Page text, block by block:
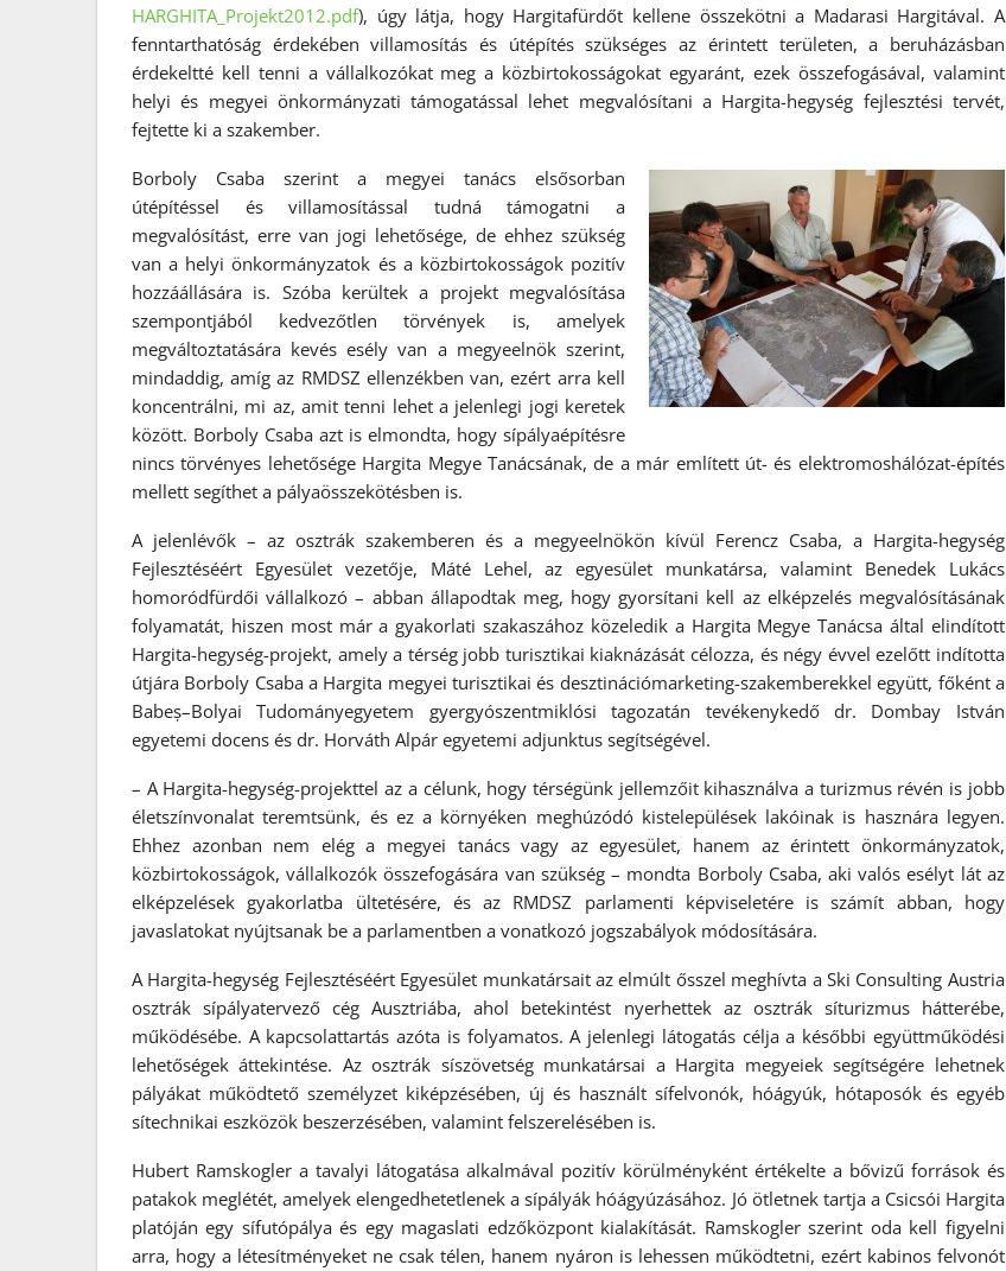
HARGHITA_Projekt2012.pdf), úgy látja, hogy Hargitafürdőt kellene összekötni a Madarasi Hargitával. A
fenntarthatóság érdekében villamosítás és útépítés szükséges az érintett területen, a beruházásban
érdekeltté kell tenni a vállalkozókat meg a közbirtokosságokat egyaránt, ezek összefogásával, valamint
helyi és megyei önkormányzati támogatással lehet megvalósítani a Hargita-hegység fejlesztési tervét,
fejtette ki a szakember.
Borboly Csaba szerint a megyei tanács elsősorban
útépítéssel és villamosítással tudná támogatni a
megvalósítást, erre van jogi lehetősége, de ehhez szükség
van a helyi önkormányzatok és a közbirtokosságok pozitív
hozzáállására is. Szóba kerültek a projekt megvalósítása
szempontjából kedvezőtlen törvények is, amelyek
megváltoztatására kevés esély van a megyeelnök szerint,
mindaddig, amíg az RMDSZ ellenzékben van, ezért arra kell
koncentrálni, mi az, amit tenni lehet a jelenlegi jogi keretek
között. Borboly Csaba azt is elmondta, hogy sípályaépítésre
nincs törvényes lehetősége Hargita Megye Tanácsának, de a már említett út- és elektromoshálózat-építés
mellett segíthet a pályaösszekötésben is.
A jelenlévők – az osztrák szakemberen és a megyeelnökön kívül Ferencz Csaba, a Hargita-hegység
Fejlesztéséért Egyesület vezetője, Máté Lehel, az egyesület munkatársa, valamint Benedek Lukács
homoródfürdői vállalkozó – abban állapodtak meg, hogy gyorsítani kell az elképzelés megvalósításának
folyamatát, hiszen most már a gyakorlati szakaszához közeledik a Hargita Megye Tanácsa által elindított
Hargita-hegység-projekt, amely a térség jobb turisztikai kiaknázását célozza, és négy évvel ezelőtt indította
útjára Borboly Csaba a Hargita megyei turisztikai és desztinációmarketing-szakemberekkel együtt, főként a
Babeș–Bolyai Tudományegyetem gyergyószentmiklósi tagozatán tevékenykedő dr. Dombay István
egyetemi docens és dr. Horváth Alpár egyetemi adjunktus segítségével.
– A Hargita-hegység-projekttel az a célunk, hogy térségünk jellemzőit kihasználva a turizmus révén is jobb
életszínvonalat teremtsünk, és ez a környéken meghúzódó kistelepülések lakóinak is hasznára legyen.
Ehhez azonban nem elég a megyei tanács vagy az egyesület, hanem az érintett önkormányzatok,
közbirtokosságok, vállalkozók összefogására van szükség – mondta Borboly Csaba, aki valós esélyt lát az
elképzelések gyakorlatba ültetésére, és az RMDSZ parlamenti képviseletére is számít abban, hogy
javaslatokat nyújtsanak be a parlamentben a vonatkozó jogszabályok módosítására.
A Hargita-hegység Fejlesztéséért Egyesület munkatársait az elmúlt ősszel meghívta a Ski Consulting Austria
osztrák sípályatervező cég Ausztriába, ahol betekintést nyerhettek az osztrák síturizmus hátterébe,
működésébe. A kapcsolattartás azóta is folyamatos. A jelenlegi látogatás célja a későbbi együttműködési
lehetőségek áttekintése. Az osztrák síszövetség munkatársai a Hargita megyeiek segítségére lehetnek
pályákat működtető személyzet kiképzésében, új és használt sífelvonók, hóágyúk, hótaposók és egyéb
sítechnikai eszközök beszerzésében, valamint felszerelésében is.
Hubert Ramskogler a tavalyi látogatása alkalmával pozitív körülményként értékelte a bővizű források és
patakok meglétét, amelyek elengedhetetlenek a sípályák hóágyúzásához. Jó ötletnek tartja a Csicsói Hargita
platóján egy sífutópálya és egy magaslati edzőközpont kialakítását. Ramskogler szerint oda kell figyelni
arra, hogy a létesítményeket ne csak télen, hanem nyáron is lehessen működtetni, ezért kabinos felvonót